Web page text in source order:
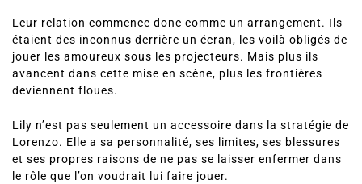
Leur relation commence donc comme un arrangement. Ils
étaient des inconnus derrière un écran, les voilà obligés de
jouer les amoureux sous les projecteurs. Mais plus ils
avancent dans cette mise en scène, plus les frontières
deviennent floues.
Lily n’est pas seulement un accessoire dans la stratégie de
Lorenzo. Elle a sa personnalité, ses limites, ses blessures
et ses propres raisons de ne pas se laisser enfermer dans
le rôle que l’on voudrait lui faire jouer.